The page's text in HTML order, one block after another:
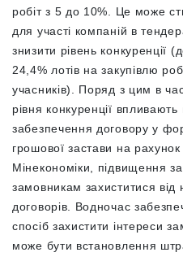
робіт з 5 до 10%. Це може
для участі компаній в
знизити рівень конкуренції
24,4% лотів на закупівлю
учасників). Поряд з цим в
рівня конкуренції
забезпечення договору у
грошової застави на
Мінекономіки, підвищення
замовникам захиститися від
договорів. Водночас
спосіб захистити інтереси
може бути встановлення